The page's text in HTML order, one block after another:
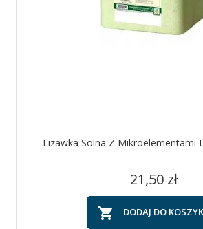
Lizawka Solna Z Mikroelementami
Cena
21,50 zł
 DODAJ DO